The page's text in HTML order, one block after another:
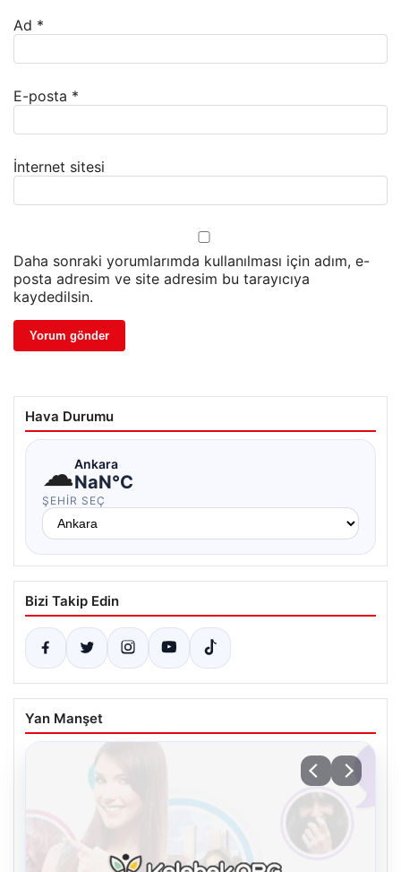
Ad *
E-posta *
İnternet sitesi
Daha sonraki yorumlarımda kullanılması için adım, e-
posta adresim ve site adresim bu tarayıcıya
kaydedilsin.
Hava Durumu
☁Ankara
NaN°C
ŞEHIR SEÇ
Bizi Takip Edin
Yan Manşet